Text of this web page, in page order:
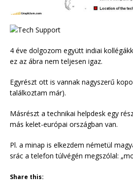
4 éve dolgozom együtt indiai
ez az ábra nem teljesen igaz.
Egyrészt ott is vannak nagyszerű
találkoztam már).
Másrészt a technikai helpdesk egy
más kelet-európai országban van.
Pl. a minap is elkezdem németül
srác a telefon túlvégén megszólal:
Share this: